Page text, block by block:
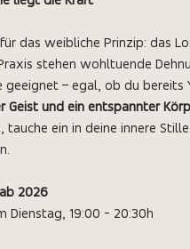
das weibliche Prinzip: das
stehen wohltuende
geeignet – egal, ob du bereits
Geist und ein entspannter
tauche ein in deine innere
ab 2026
Dienstag, 19:00 - 20:30h